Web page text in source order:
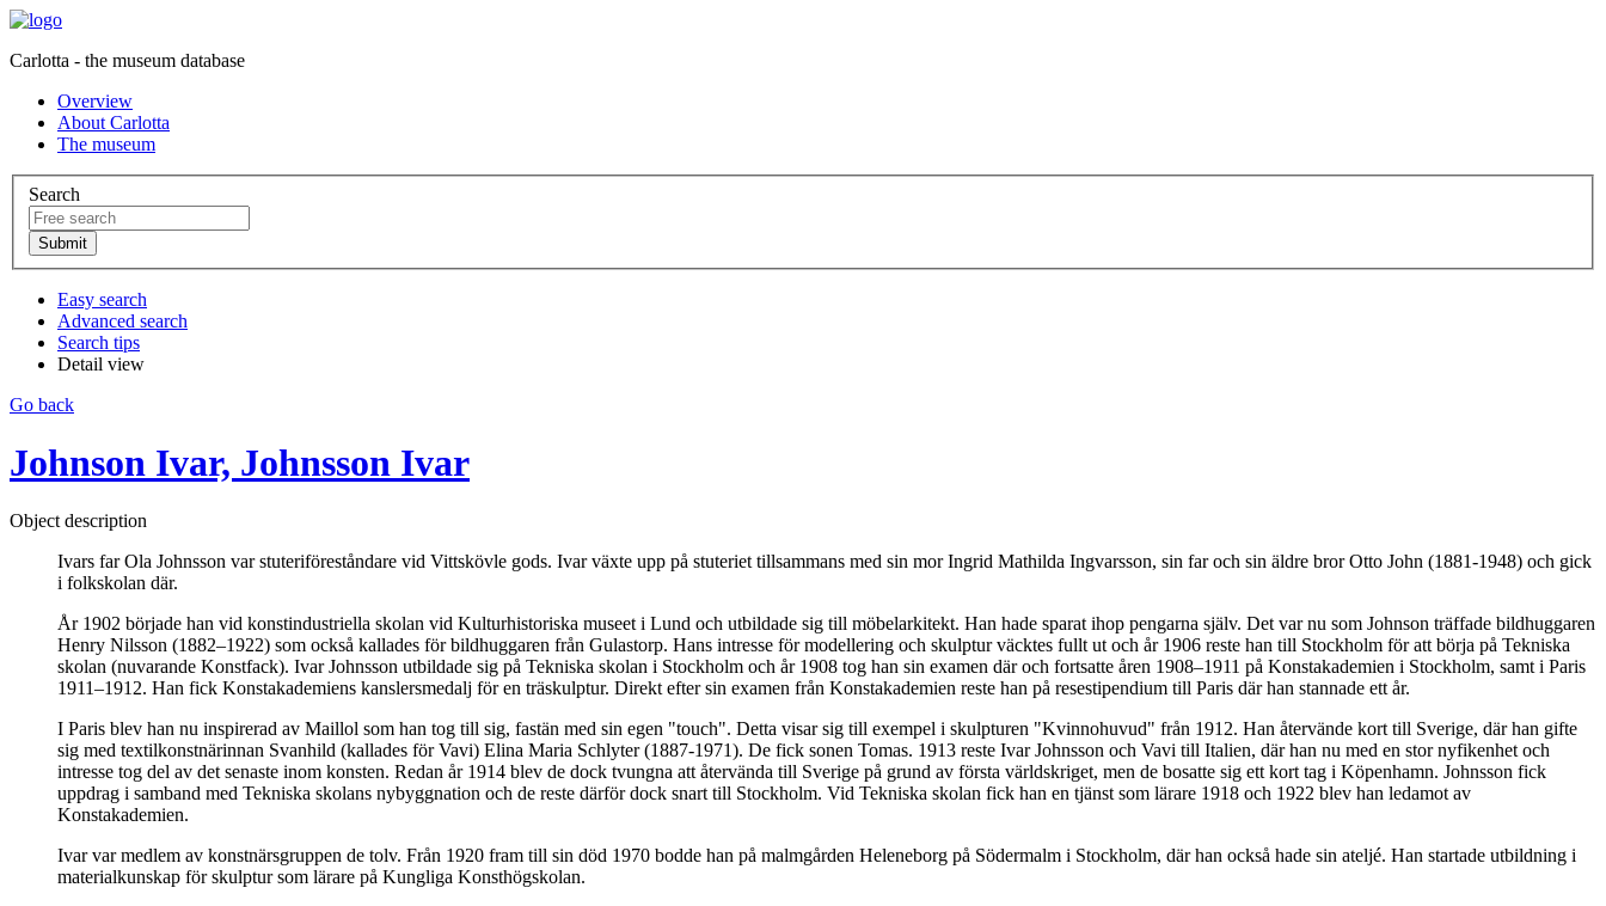
Carlotta - the museum database
Overview
About Carlotta
The museum
Search
Easy search
Advanced search
Search tips
Detail view
Go back
Johnson Ivar, Johnsson Ivar
Object description
Ivars far Ola Johnsson var stuteriföreståndare vid Vittskövle gods. Ivar växte upp på stuteriet tillsammans med sin mor Ingrid Mathilda Ingvarsson, sin far och sin äldre bror Otto John (1881-1948) och gick
i folkskolan där.
År 1902 började han vid konstindustriella skolan vid Kulturhistoriska museet i Lund och utbildade sig till möbelarkitekt. Han hade sparat ihop pengarna själv. Det var nu som Johnson träffade bildhuggaren
Henry Nilsson (1882–1922) som också kallades för bildhuggaren från Gulastorp. Hans intresse för modellering och skulptur väcktes fullt ut och år 1906 reste han till Stockholm för att börja på Tekniska
skolan (nuvarande Konstfack). Ivar Johnsson utbildade sig på Tekniska skolan i Stockholm och år 1908 tog han sin examen där och fortsatte åren 1908–1911 på Konstakademien i Stockholm, samt i Paris
1911–1912. Han fick Konstakademiens kanslersmedalj för en träskulptur. Direkt efter sin examen från Konstakademien reste han på resestipendium till Paris där han stannade ett år.
I Paris blev han nu inspirerad av Maillol som han tog till sig, fastän med sin egen "touch". Detta visar sig till exempel i skulpturen "Kvinnohuvud" från 1912. Han återvände kort till Sverige, där han gifte
sig med textilkonstnärinnan Svanhild (kallades för Vavi) Elina Maria Schlyter (1887-1971). De fick sonen Tomas. 1913 reste Ivar Johnsson och Vavi till Italien, där han nu med en stor nyfikenhet och
intresse tog del av det senaste inom konsten. Redan år 1914 blev de dock tvungna att återvända till Sverige på grund av första världskriget, men de bosatte sig ett kort tag i Köpenhamn. Johnsson fick
uppdrag i samband med Tekniska skolans nybyggnation och de reste därför dock snart till Stockholm. Vid Tekniska skolan fick han en tjänst som lärare 1918 och 1922 blev han ledamot av
Konstakademien.
Ivar var medlem av konstnärsgruppen de tolv. Från 1920 fram till sin död 1970 bodde han på malmgården Heleneborg på Södermalm i Stockholm, där han också hade sin ateljé. Han startade utbildning i
materialkunskap för skulptur som lärare på Kungliga Konsthögskolan.